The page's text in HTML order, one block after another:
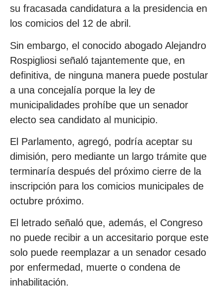
su fracasada candidatura a la presidencia en
los comicios del 12 de abril.
Sin embargo, el conocido abogado Alejandro
Rospigliosi señaló tajantemente que, en
definitiva, de ninguna manera puede postular
a una concejalía porque la ley de
municipalidades prohíbe que un senador
electo sea candidato al municipio.
El Parlamento, agregó, podría aceptar su
dimisión, pero mediante un largo trámite que
terminaría después del próximo cierre de la
inscripción para los comicios municipales de
octubre próximo.
El letrado señaló que, además, el Congreso
no puede recibir a un accesitario porque este
solo puede reemplazar a un senador cesado
por enfermedad, muerte o condena de
inhabilitación.